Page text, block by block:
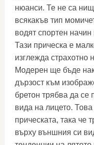
нюанси. Те не са
всякакъв тип
водят спортен
Тази прическа е
изглежда страхотно
Модерен ще бъде
дързост към
бретон трябва да се
вида на лицето.
прическата, така че
върху външния си